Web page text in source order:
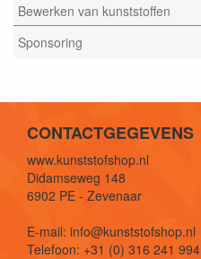
Bewerken van kunststoffen
Sponsoring
CONTACTGEGEVENS
www.kunststofshop.nl
Didamseweg 148
6902 PE - Zevenaar
E-mail: info@kunststofshop.nl
Telefoon: +31 (0) 316 241 994